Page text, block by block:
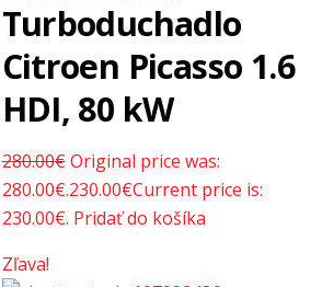
Turboduchadlo
Citroen Picasso 1.6
HDI, 80 kW
280.00€ Original price was:
280.00€.230.00€Current price is:
230.00€. Pridať do košíka
Zľava!